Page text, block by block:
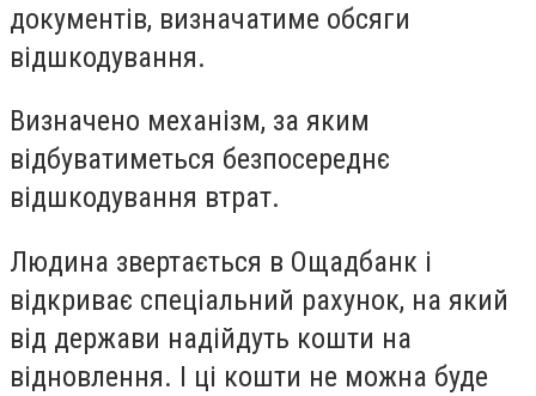
документів, визначатиме обсяги
відшкодування.
Визначено механізм, за яким
відбуватиметься безпосереднє
відшкодування втрат.
Людина звертається в Ощадбанк і
відкриває спеціальний рахунок, на який
від держави надійдуть кошти на
відновлення. І ці кошти не можна буде